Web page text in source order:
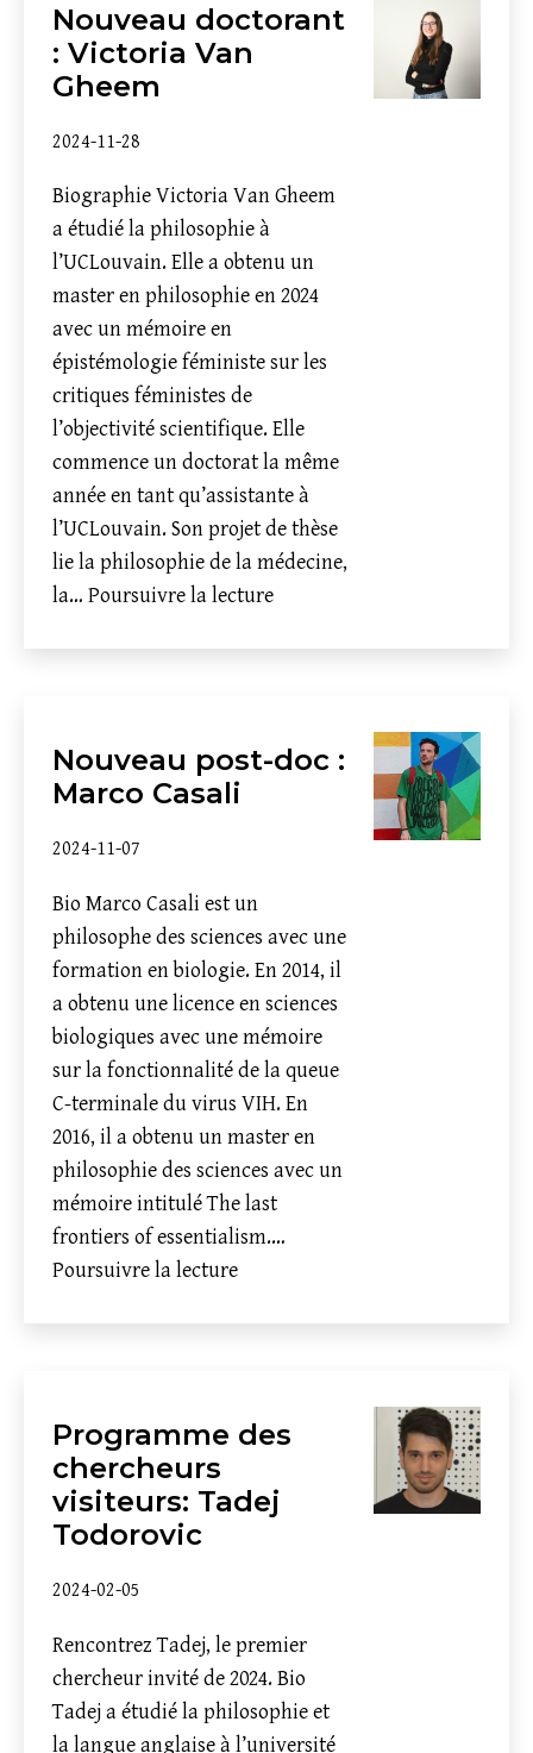
Becker
Nouveau doctorant
: Victoria Van
Gheem
2024-11-28
Biographie Victoria Van Gheem
a étudié la philosophie à
l’UCLouvain. Elle a obtenu un
master en philosophie en 2024
avec un mémoire en
épistémologie féministe sur les
critiques féministes de
l’objectivité scientifique. Elle
commence un doctorat la même
année en tant qu’assistante à
l’UCLouvain. Son projet de thèse
lie la philosophie de la médecine,
la… Poursuivre la lectureNouveau
Gheem
Nouveau post-doc :
Marco Casali
2024-11-07
Bio Marco Casali est un
philosophe des sciences avec une
formation en biologie. En 2014, il
a obtenu une licence en sciences
biologiques avec une mémoire
sur la fonctionnalité de la queue
C-terminale du virus VIH. En
2016, il a obtenu un master en
philosophie des sciences avec un
mémoire intitulé The last
frontiers of essentialism.…
Poursuivre la lectureNouveau
Casali
Programme des
chercheurs
visiteurs: Tadej
Todorovic
2024-02-05
Rencontrez Tadej, le premier
chercheur invité de 2024. Bio
Tadej a étudié la philosophie et
la langue anglaise à l’université